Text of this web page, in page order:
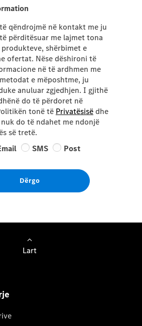
qëndrojmë në kontakt me ju
përditësuar me lajmet tona
shërbimet e
ofertat. Nëse dëshironi të
në të ardhmen me
e mëposhtme, ju
anuluar zgjedhjen. I gjithë
do të përdoret në
tonë të Privatësisë dhe
do të ndahet me ndonjë
së tretë.
SMS Post
Dërgo
Lart